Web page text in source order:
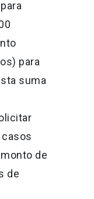
para
suma
casos
de
de